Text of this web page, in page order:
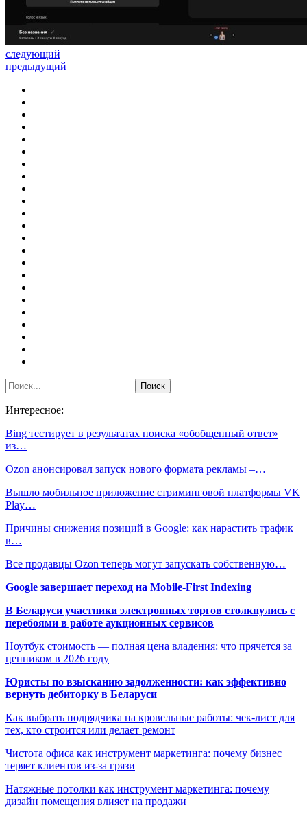
следующий
предыдущий
Интересное:
Bing тестирует в результатах поиска «обобщенный ответ»
из…
Ozon анонсировал запуск нового формата рекламы –…
Вышло мобильное приложение стриминговой платформы VK
Play…
Причины снижения позиций в Google: как нарастить трафик
в…
Все продавцы Ozon теперь могут запускать собственную…
Google завершает переход на Mobile-First Indexing
В Беларуси участники электронных торгов столкнулись с
перебоями в работе аукционных сервисов
Ноутбук стоимость — полная цена владения: что прячется за
ценником в 2026 году
Юристы по взысканию задолженности: как эффективно
вернуть дебиторку в Беларуси
Как выбрать подрядчика на кровельные работы: чек-лист для
тех, кто строится или делает ремонт
Чистота офиса как инструмент маркетинга: почему бизнес
теряет клиентов из-за грязи
Натяжные потолки как инструмент маркетинга: почему
дизайн помещения влияет на продажи